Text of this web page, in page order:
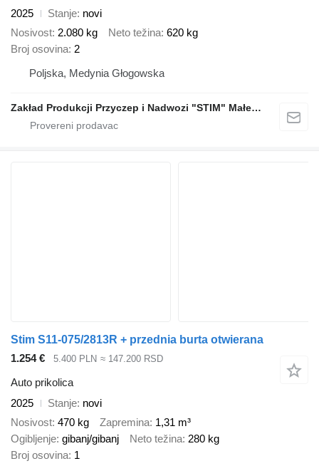
2025
Stanje novi
Nosivost 2.080 kg Neto težina 620 kg
Broj osovina 2
Poljska, Medynia Głogowska
Zakład Produkcji Przyczep i Nadwozi "STIM" Małecki s.j.
Stim S11-075/2813R + przednia burta otwierana
1.254 €
5.400 PLN ≈ 147.200 RSD
Auto prikolica
2025
Stanje novi
Nosivost 470 kg Zapremina 1,31 m³
Ogibljenje gibanj/gibanj Neto težina 280 kg
Broj osovina 1